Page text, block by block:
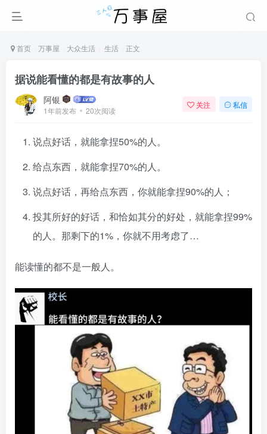
首页 万事屋 大众生活 生活 正文
据说能看懂的都是有故事的人
阿银
1年前发布 20次阅读
关注 私信
说点好话，就能拿捏50%的人。
给点东西，就能拿捏70%的人。
说点好话，再给点东西，你就能拿捏90%的人；
投其所好的好话，和恰如其分的好处，就能拿捏99%
的人。那剩下的1%，你就不用考虑了…
能读懂的都不是一般人。